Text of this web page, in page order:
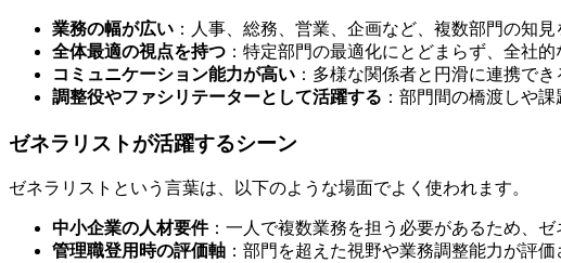
業務の幅が広い ：人事、総務、営業、企画など、複数部門の知見
全体最適の視点を持つ ：特定部門の最適化にとどまらず、全社的
コミュニケーション能力が高い ：多様な関係者と円滑に連携でき
調整役やファシリテーターとして活躍する ：部門間の橋渡しや
ゼネラリストが活躍するシーン
ゼネラリストという言葉は、以下のような場面でよく使われます。
中小企業の人材要件：一人で複数業務を担う必要があるため、ゼ
管理職登用時の評価軸 ：部門を超えた視野や業務調整能力が評価